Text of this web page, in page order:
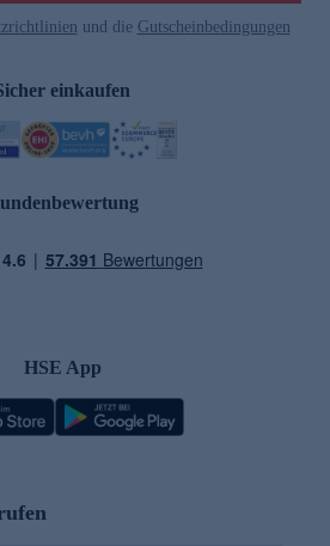
und die Gutscheinbedingungen
einkaufen
HSE App